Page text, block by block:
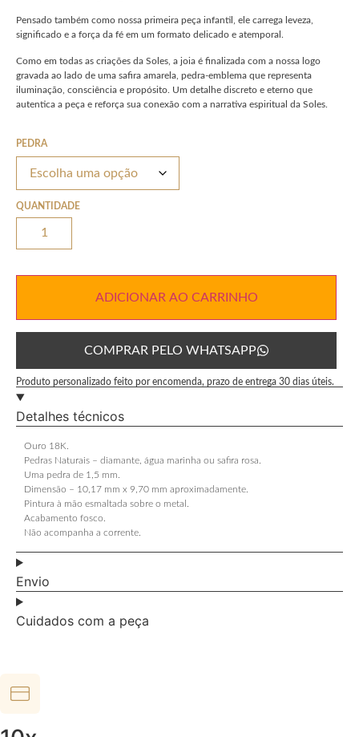
Pensado também como nossa primeira peça infantil, ele carrega leveza,
significado e a força da fé em um formato delicado e atemporal.
Como em todas as criações da Soles, a joia é finalizada com a nossa logo
gravada ao lado de uma safira amarela, pedra-emblema que representa
iluminação, consciência e propósito. Um detalhe discreto e eterno que
autentica a peça e reforça sua conexão com a narrativa espiritual da Soles.
PEDRA
QUANTIDADE
ADICIONAR AO CARRINHO
COMPRAR PELO WHATSAPP
Produto personalizado feito por encomenda, prazo de entrega 30 dias úteis.
Detalhes técnicos
Ouro 18K.
Pedras Naturais – diamante, água marinha ou safira rosa.
Uma pedra de 1,5 mm.
Dimensão – 10,17 mm x 9,70 mm aproximadamente.
Pintura à mão esmaltada sobre o metal.
Acabamento fosco.
Não acompanha a corrente.
Envio
Cuidados com a peça